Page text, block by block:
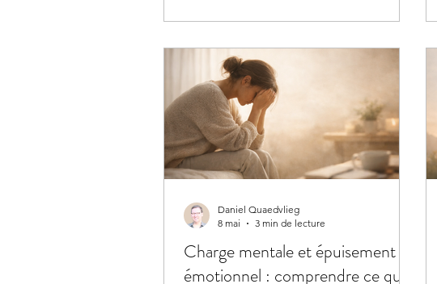
Charge mentale et épuisement
émotionnel : comprendre ce qui
Daniel Quaedvlieg
8 mai
3 min de lecture